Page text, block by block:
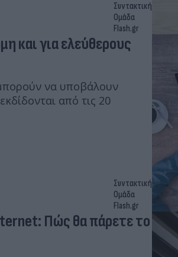
Συντακτική
Ομάδα
Flash.gr
και για ελεύθερους
να υποβάλουν
από τις 20
Συντακτική
Ομάδα
Flash.gr
Πώς θα πάρετε το